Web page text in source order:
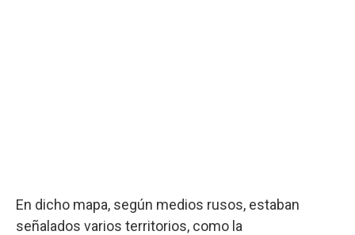
En dicho mapa, según medios rusos, estaban
señalados varios territorios, como la